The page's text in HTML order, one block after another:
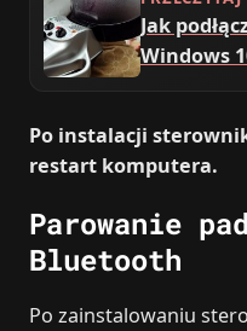
Jak
Windows
Po instalacji
restart komputera.
Parowanie
Bluetooth
Po zainstalowaniu